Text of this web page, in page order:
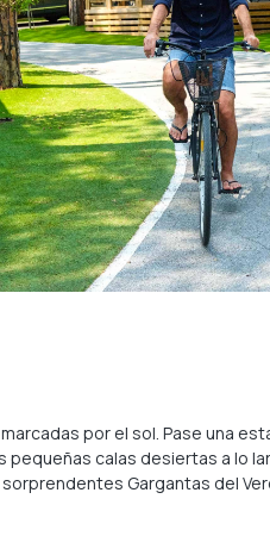
por el sol. Pase una
calas desiertas a lo
Gargantas del